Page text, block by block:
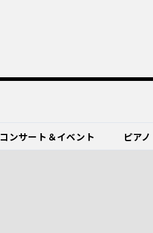
コンサート＆イベント ピアノ